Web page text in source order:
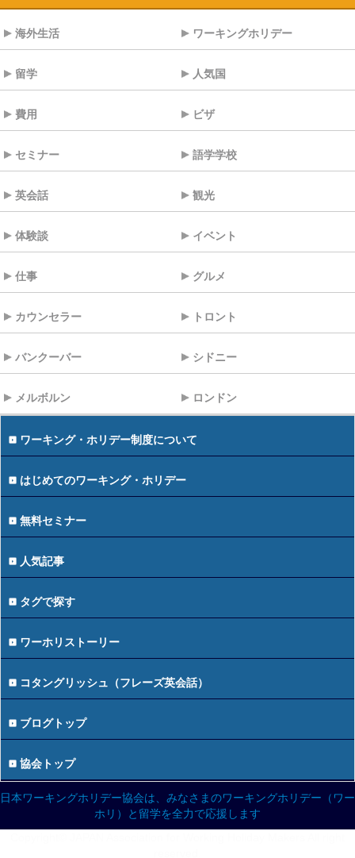
海外生活 ワーキングホリデー
留学 人気国
費用 ビザ
セミナー 語学学校
英会話 観光
体験談 イベント
仕事 グルメ
カウンセラー トロント
バンクーバー シドニー
メルボルン ロンドン
ワーキング・ホリデー制度について
はじめてのワーキング・ホリデー
無料セミナー
人気記事
タグで探す
ワーホリストーリー
コタングリッシュ（フレーズ英会話）
ブログトップ
協会トップ
日本ワーキングホリデー協会は、みなさまのワーキングホリデー（ワー
ホリ）と留学を全力で応援します